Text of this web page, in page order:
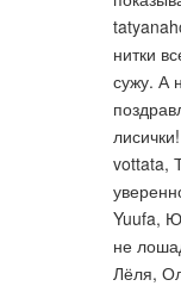
нитки
сужу. А
лисички!
vottata,
Yuufa,
не
Лёля,